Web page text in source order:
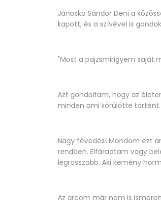
Jánoska Sándor Deni a
kapott, és a szívével is
"Most a pajzsmirigyem saját
Azt gondoltam, hogy az
minden ami körülötte történt.
Nagy tévedés! Mondom ezt
rendben. Elfáradtam vagy
legrosszabb. Aki kemény
Az arcom már nem is